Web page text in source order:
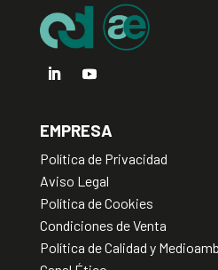
EMPRESA
Política de Privacidad
Aviso Legal
Política de Cookies
Condiciones de Venta
Política de Calidad y